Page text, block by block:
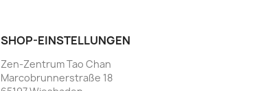
SHOP-EINSTELLUNGEN
Zen-Zentrum Tao Chan
Marcobrunnerstraße 18